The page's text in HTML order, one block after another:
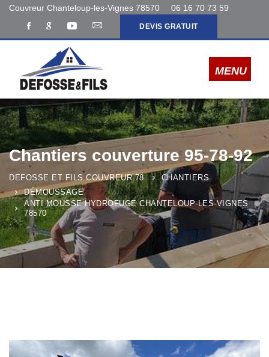
Couvreur Chanteloup-les-Vignes 78570 06 16 70 73 59
DEVIS GRATUIT
Chantiers couverture 95-78-92
DEFOSSE ET FILS COUVREUR 78
CHANTIERS
DÉMOUSSAGE
ANTI MOUSSE HYDROFUGE CHANTELOUP-LES-VIGNES
78570